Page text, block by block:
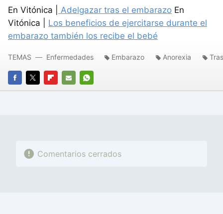
En Vitónica | Adelgazar tras el embarazo En
Vitónica | Los beneficios de ejercitarse durante el
embarazo también los recibe el bebé
FACEBOOK
TWITTERFLIPBOARD
E-
WHATSAPP
TEMAS Enfermedades Embarazo Anorexia
Comentarios cerrados